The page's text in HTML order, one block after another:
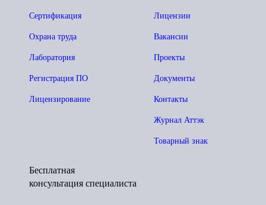
Лицензии
Вакансии
Проекты
Документы
Контакты
Журнал Аттэк
Товарный знак
Сертификация
Охрана труда
Лаборатория
Регистрация ПО
Лицензирование
Бесплатная
консультация специалиста